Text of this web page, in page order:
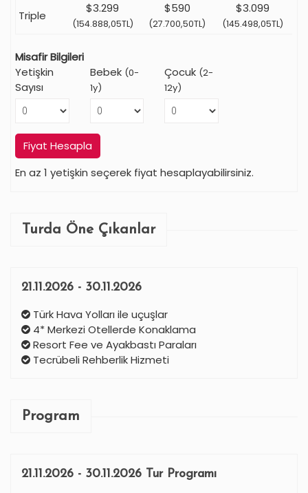
Triple
$3.299
(154.888,05TL)
$590
(27.700,50TL)
$3.099
(145.498,05TL)
Misafir Bilgileri
Yetişkin
Sayısı
Bebek (0-
1y)
Çocuk (2-
12y)
Fiyat Hesapla
En az 1 yetişkin seçerek fiyat hesaplayabilirsiniz.
Turda Öne Çıkanlar
21.11.2026 - 30.11.2026
Türk Hava Yolları ile uçuşlar
4* Merkezi Otellerde Konaklama
Resort Fee ve Ayakbastı Paraları
Tecrübeli Rehberlik Hizmeti
Program
21.11.2026 - 30.11.2026 Tur Programı